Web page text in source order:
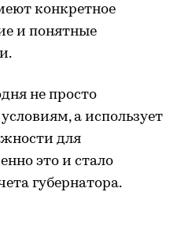
конкретное
и понятные
не просто
а использует
для
это и стало
губернатора.